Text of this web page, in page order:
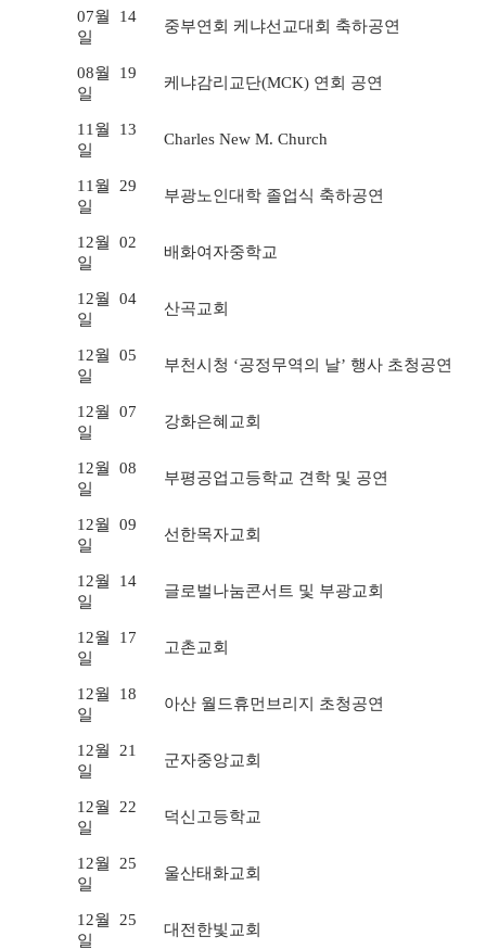
07월
14
일
중부연회 케냐선교대회 축하공연
08월
19
일
케냐감리교단(MCK) 연회 공연
11월
13
일
Charles New M. Church
11월
29
일
부광노인대학 졸업식 축하공연
12월
02
일
배화여자중학교
12월
04
일
산곡교회
12월
05
일
부천시청 ‘공정무역의 날’ 행사 초청공연
12월
07
일
강화은혜교회
12월
08
일
부평공업고등학교 견학 및 공연
12월
09
일
선한목자교회
12월
14
일
글로벌나눔콘서트 및 부광교회
12월
17
일
고촌교회
12월
18
일
아산 월드휴먼브리지 초청공연
12월
21
일
군자중앙교회
12월
22
일
덕신고등학교
12월
25
일
울산태화교회
12월
25
일
대전한빛교회